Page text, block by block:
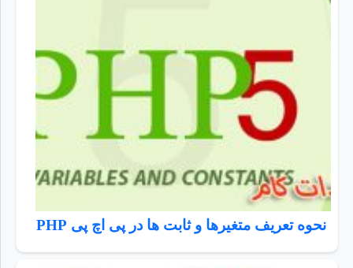
نحوه تعریف متغیرها و ثابت ها در پی اچ پی PHP